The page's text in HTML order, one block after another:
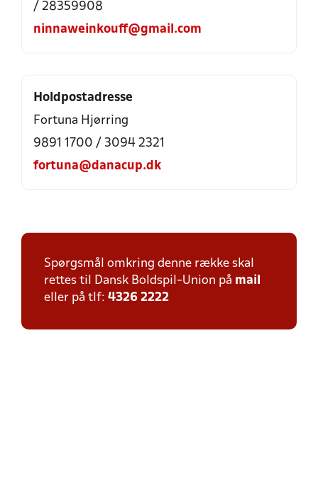
/ 28359908
ninnaweinkouff@gmail.com
Holdpostadresse
Fortuna Hjørring
9891 1700 / 3094 2321
fortuna@danacup.dk
Spørgsmål omkring denne række skal
rettes til Dansk Boldspil-Union på mail
eller på tlf: 4326 2222